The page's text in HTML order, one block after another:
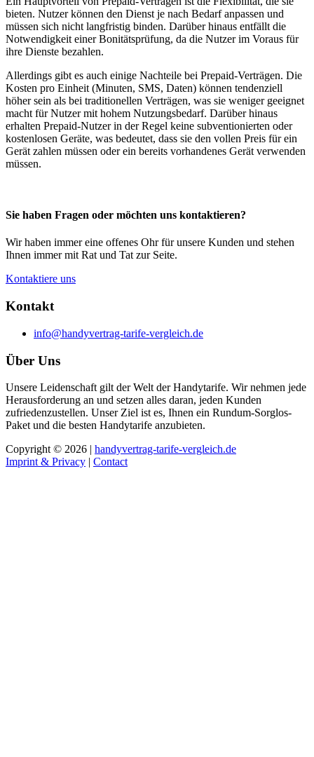
bieten. Nutzer können den Dienst je nach Bedarf anpassen und
müssen sich nicht langfristig binden. Darüber hinaus entfällt die
Notwendigkeit einer Bonitätsprüfung, da die Nutzer im Voraus für
ihre Dienste bezahlen.
Allerdings gibt es auch einige Nachteile bei Prepaid-Verträgen. Die
Kosten pro Einheit (Minuten, SMS, Daten) können tendenziell
höher sein als bei traditionellen Verträgen, was sie weniger geeignet
macht für Nutzer mit hohem Nutzungsbedarf. Darüber hinaus
erhalten Prepaid-Nutzer in der Regel keine subventionierten oder
kostenlosen Geräte, was bedeutet, dass sie den vollen Preis für ein
Gerät zahlen müssen oder ein bereits vorhandenes Gerät verwenden
müssen.
Sie haben Fragen oder möchten uns kontaktieren?
Wir haben immer eine offenes Ohr für unsere Kunden und stehen
Ihnen immer mit Rat und Tat zur Seite.
Kontaktiere uns
Kontakt
info@handyvertrag-tarife-vergleich.de
Über Uns
Unsere Leidenschaft gilt der Welt der Handytarife. Wir nehmen jede
Herausforderung an und setzen alles daran, jeden Kunden
zufriedenzustellen. Unser Ziel ist es, Ihnen ein Rundum-Sorglos-
Paket und die besten Handytarife anzubieten.
Copyright © 2026 | handyvertrag-tarife-vergleich.de
Imprint & Privacy | Contact